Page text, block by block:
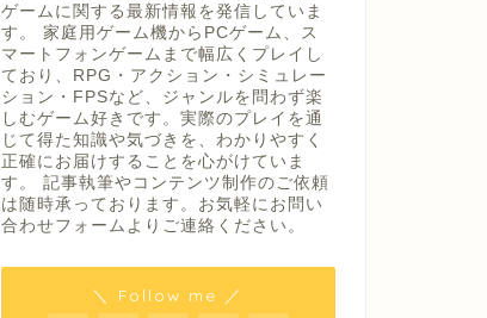
ゲームに関する最新情報を発信していま
す。 家庭用ゲーム機からPCゲーム、ス
マートフォンゲームまで幅広くプレイし
ており、RPG・アクション・シミュレー
ション・FPSなど、ジャンルを問わず楽
しむゲーム好きです。実際のプレイを通
じて得た知識や気づきを、わかりやすく
正確にお届けすることを心がけていま
す。 記事執筆やコンテンツ制作のご依頼
は随時承っております。お気軽にお問い
合わせフォームよりご連絡ください。
＼ Follow me ／